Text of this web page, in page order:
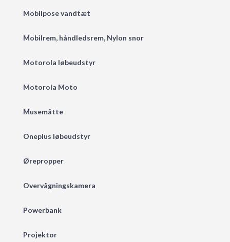
Mobilpose vandtæt
Mobilrem, håndledsrem, Nylon snor
Motorola løbeudstyr
Motorola Moto
Musemåtte
Oneplus løbeudstyr
Ørepropper
Overvågningskamera
Powerbank
Projektor